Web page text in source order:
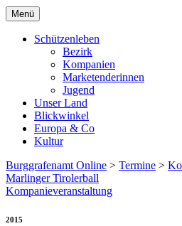
Menü
Schützenleben
Bezirk
Kompanien
Marketenderinnen
Jugend
Unser Land
Blickwinkel
Europa & Co
Kultur
Burggrafenamt Online > Termine >
Marlinger Tirolerball
Kompanieveranstaltung
2015